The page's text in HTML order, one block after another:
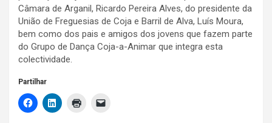
Câmara de Arganil, Ricardo Pereira Alves, do presidente da
União de Freguesias de Coja e Barril de Alva, Luís Moura,
bem como dos pais e amigos dos jovens que fazem parte
do Grupo de Dança Coja-a-Animar que integra esta
colectividade.
Partilhar